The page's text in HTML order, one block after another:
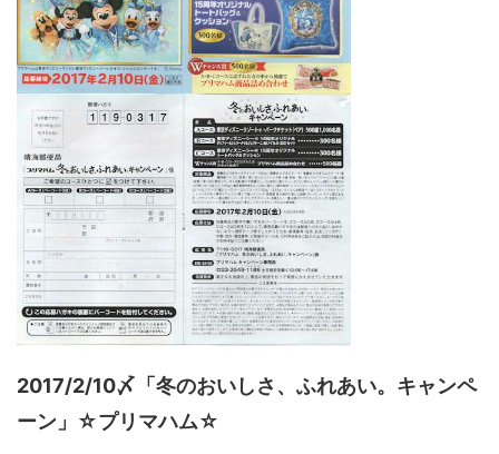
2017/2/10〆「冬のおいしさ、ふれあい。キャンペ
ーン」☆プリマハム☆